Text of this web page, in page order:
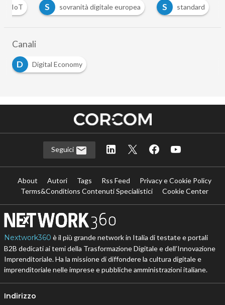
IoT S sovranità digitale europea S
standard
Canali
D
Digital Economy
Seguici
About Autori Tags Rss Feed
Privacy e Cookie Policy
Terms&Conditions Contenuti Specialistici
Cookie Center
Nextwork360 è il più grande network in Italia di testate e portali
B2B dedicati ai temi della Trasformazione Digitale e dell’Innovazione
Imprenditoriale. Ha la missione di diffondere la cultura digitale e
imprenditoriale nelle imprese e pubbliche amministrazioni italiane.
Indirizzo